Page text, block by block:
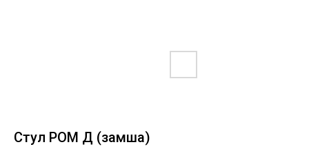
Стул РОМ Д (замша)